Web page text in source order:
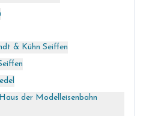
& Kühn Seiffen
der Modelleisenbahn